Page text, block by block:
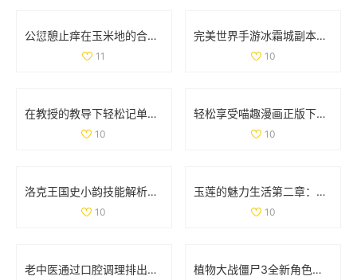
公愆憩止痒在玉米地的合法性解析与相关问题探讨
11
完美世界手游冰霜城副本高效通关技巧全面解析攻略
10
在教授的教导下轻松记单词的趣味电影推荐
10
轻松享受喵趣漫画正版下载，探索猫咪世界的乐趣
10
洛克王国史小韵技能解析与专属技能全面解读
10
玉莲的魅力生活第二章：探索爱情与激情的旅程
10
老中医通过口腔调理排出体内阴毒的方法揭秘 植物大战僵尸3全新角色揭秘 異次元之旅精彩不断